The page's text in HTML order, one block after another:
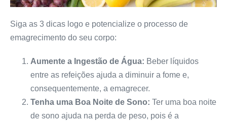
Siga as 3 dicas logo e potencialize o processo de
emagrecimento do seu corpo:
Aumente a Ingestão de Água: Beber líquidos
entre as refeições ajuda a diminuir a fome e,
consequentemente, a emagrecer.
Tenha uma Boa Noite de Sono: Ter uma boa noite
de sono ajuda na perda de peso, pois é a